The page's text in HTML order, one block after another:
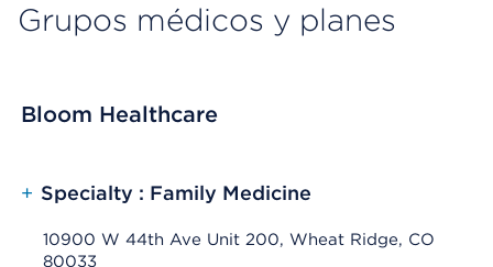
Grupos médicos y planes
Bloom Healthcare
+ Specialty : Family Medicine
10900 W 44th Ave Unit 200, Wheat Ridge, CO
80033